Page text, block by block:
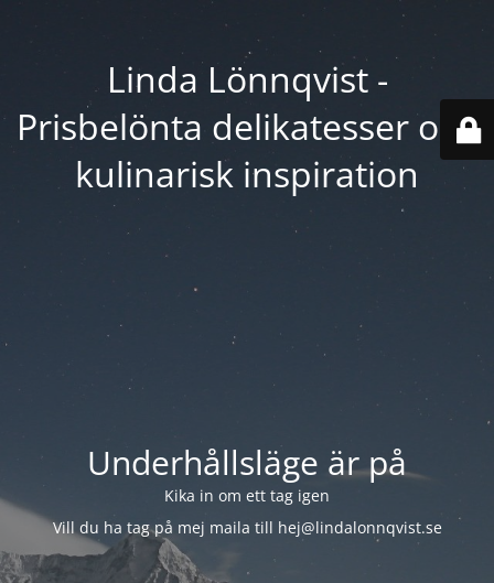
Linda Lönnqvist -
Prisbelönta delikatesser och
kulinarisk inspiration
Underhållsläge är på
Kika in om ett tag igen
Vill du ha tag på mej maila till hej@lindalonnqvist.se